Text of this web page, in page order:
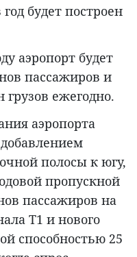
будет построен
аэропорт будет
пассажиров и
ежегодно.
аэропорта
полосы к югу,
пропускной
пассажиров на
Т1 и нового
способностью 25